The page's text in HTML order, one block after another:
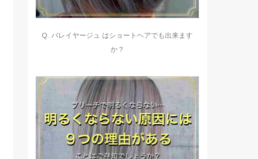
Q. バレイヤージュ はショートヘアでも出来ます
か？